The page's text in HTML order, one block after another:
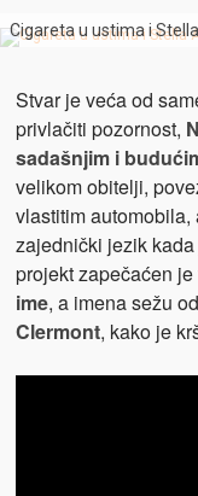
Cigareta u ustima i
Stvar je veća od
privlačiti pozornost,
sadašnjim i
velikom obitelji,
vlastitim
zajednički jezik
projekt zapečaćen je
ime, a imena sežu
Clermont, kako je